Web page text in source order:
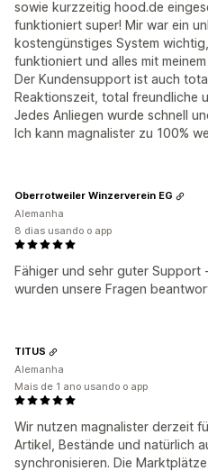
sowie kurzzeitig hood.de
funktioniert super! Mir war ein
kostengünstiges System
funktioniert und alles mit
Der Kundensupport ist auch
Reaktionszeit, total freundliche
Jedes Anliegen wurde schnell
Ich kann magnalister zu 100%
Fähiger und sehr guter Support
wurden unsere Fragen
Oberrotweiler Winzerverein EG
Alemanha
8 dias usando o app
Wir nutzen magnalister derzeit
Artikel, Bestände und natürlich
synchronisieren. Die
TITUS
Alemanha
Mais de 1 ano usando o app